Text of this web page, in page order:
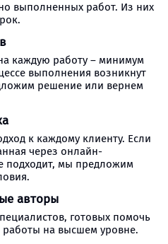
выполненных работ. Из них
каждую работу – минимум
выполнения возникнут
решение или вернем
к каждому клиенту. Если
через онлайн-
подходит, мы предложим
авторы
готовых помочь
на высшем уровне.